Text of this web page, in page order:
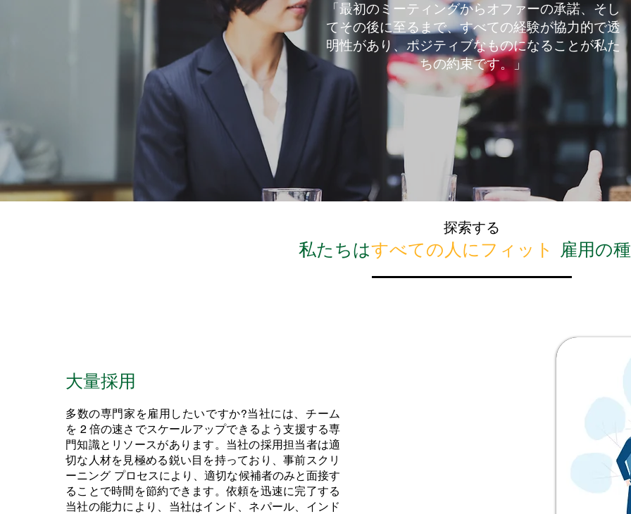
「最初のミーティングからオファーの承諾、そし
てその後に至るまで、すべての経験が協力的で透
明性があり、ポジティブなものになることが私た
ちの約束です。」
探索する
私たちはすべての人にフィット 雇用の
大量採用
多数の専門家を雇用したいですか?当社には、チーム
を 2 倍の速さでスケールアップできるよう支援する専
門知識とリソースがあります。当社の採用担当者は適
切な人材を見極める鋭い目を持っており、事前スクリ
ーニング プロセスにより、適切な候補者のみと面接す
ることで時間を節約できます。依頼を迅速に完了する
当社の能力により、当社はインド、ネパール、インド